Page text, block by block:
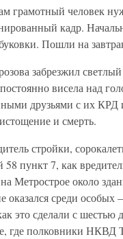
грамотный человек
кадр.
Пошли на
забрезжил
висела над
друзьями с их
и смерть.
стройки,
пункт 7, как
Метрострое около
оказался среди
это сделали с
где полковники НКВД